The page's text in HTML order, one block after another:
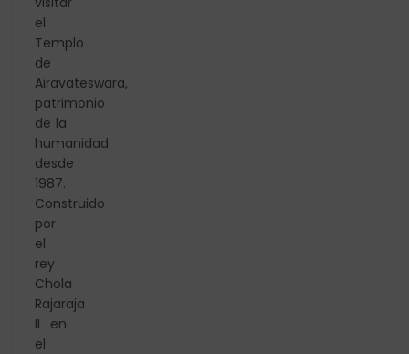
el
Templo
de
Airavateswara,
patrimonio
de la
humanidad
desde
1987.
Construido
por
el
rey
Chola
Rajaraja
II en
el